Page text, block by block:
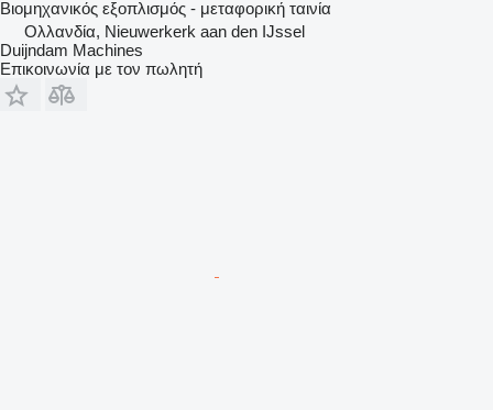
Βιομηχανικός εξοπλισμός - μεταφορική ταινία
Ολλανδία, Nieuwerkerk aan den IJssel
Duijndam Machines
Επικοινωνία με τον πωλητή